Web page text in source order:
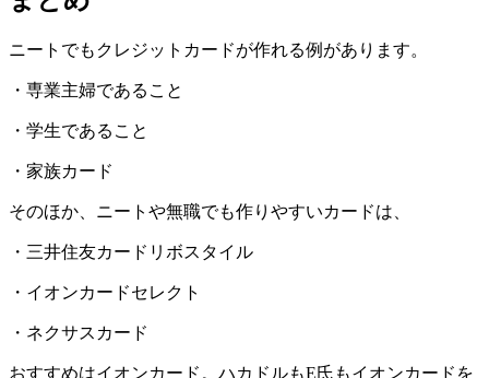
ニートでもクレジットカードが作れる例があります。
・専業主婦であること
・学生であること
・家族カード
そのほか、ニートや無職でも作りやすいカードは、
・三井住友カードリボスタイル
・イオンカードセレクト
・ネクサスカード
おすすめはイオンカード。 ハカドルもE氏もイオンカードを